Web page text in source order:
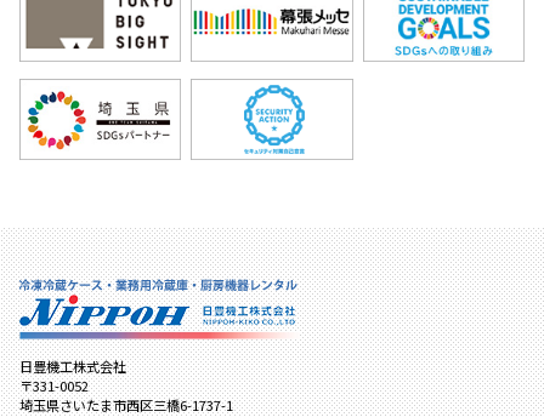
日豊機工株式会社
〒331-0052
埼玉県さいたま市西区三橋6-1737-1